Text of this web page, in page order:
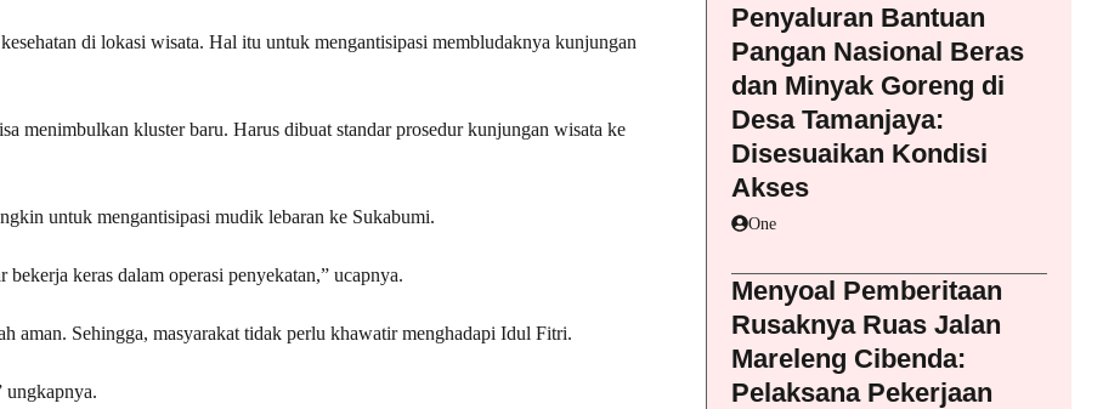
di lokasi wisata. Hal itu untuk mengantisipasi membludaknya kunjungan
menimbulkan kluster baru. Harus dibuat standar prosedur kunjungan wisata ke
untuk mengantisipasi mudik lebaran ke Sukabumi.
keras dalam operasi penyekatan,” ucapnya.
aman. Sehingga, masyarakat tidak perlu khawatir menghadapi Idul Fitri.
ungkapnya.
Penyaluran Bantuan
Pangan Nasional Beras
dan Minyak Goreng di
Desa Tamanjaya:
Disesuaikan Kondisi
Akses
One
Menyoal Pemberitaan
Rusaknya Ruas Jalan
Mareleng Cibenda:
Pelaksana Pekerjaan